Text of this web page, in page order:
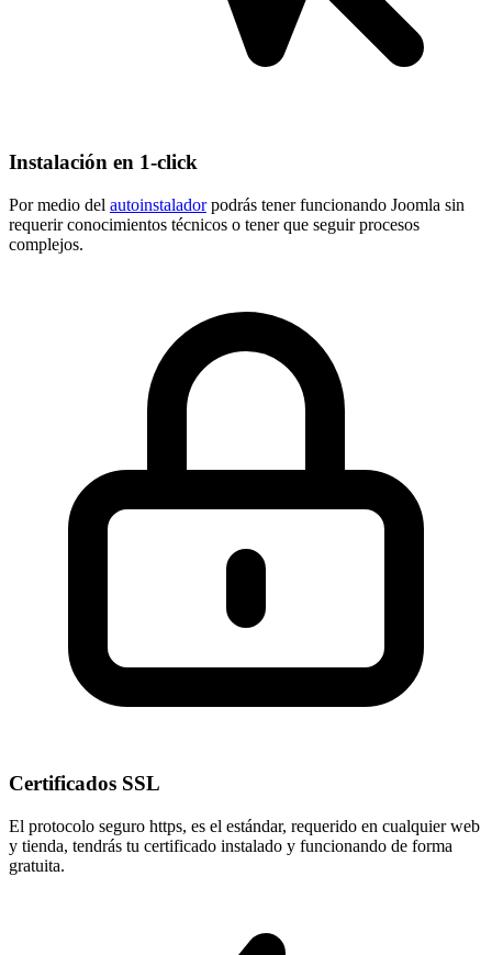
Instalación en 1-click
Por medio del autoinstaladorpodrás tener funcionando Joomla sin
requerir conocimientos técnicos o tener que seguir procesos
complejos.
Certificados SSL
El protocolo seguro https, es el estándar, requerido en cualquier web
y tienda, tendrás tu certificado instalado y funcionando de forma
gratuita.